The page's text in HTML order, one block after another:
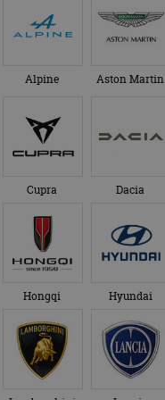
Alpine Aston Martin
Cupra Dacia
Hongqi Hyundai